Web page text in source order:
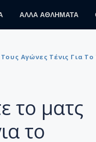
ΑΛΛΑ ΑΘΛΗΜΑΤΑ
Αγώνες Τένις Για Το
το ματς
το